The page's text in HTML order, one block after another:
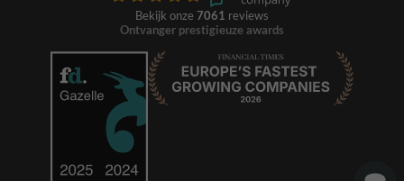
Bekijk onze 7061 reviews
Ontvanger prestigieuze awards